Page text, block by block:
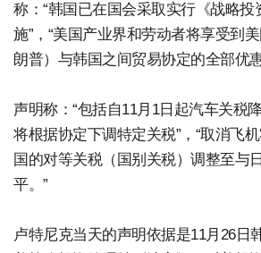
称：“韩国已在国会采取实行《战略投
施”，“美国产业界和劳动者将享受到
朗普）与韩国之间贸易协定的全部优
声明称：“包括自11月1日起汽车关税
将根据协定下调特定关税”，“取消飞
国的对等关税（国别关税）调整至与
平。”
卢特尼克当天的声明依据是11月26日